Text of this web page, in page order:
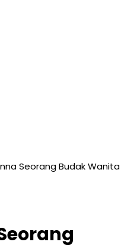
Seorang Budak Wanita